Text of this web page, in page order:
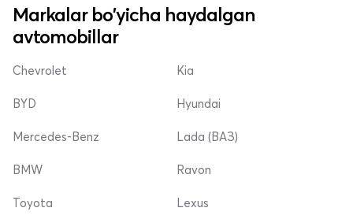
Markalar bo'yicha haydalgan
avtomobillar
Chevrolet
BYD
Mercedes-Benz
Kia
Hyundai
Lada (ВАЗ)
BMW
Toyota
Ravon
Lexus